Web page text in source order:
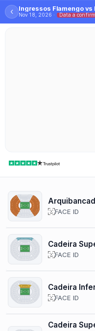
‹ Ingressos Flamengo vs
Nov 18, 2026 · Data a
FACE ID
Cadeira
FACE ID
Cadeira
FACE ID
Cadeira